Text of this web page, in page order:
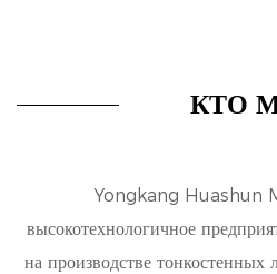
КТО
Yongkang Huashun
высокотехнологичное
на производстве